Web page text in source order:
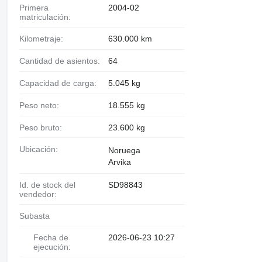
Primera
matriculación:
2004-02
Kilometraje: 630.000 km
Cantidad de asientos: 64
Capacidad de carga: 5.045 kg
Peso neto: 18.555 kg
Peso bruto: 23.600 kg
Ubicación:
Noruega
Arvika
Id. de stock del
vendedor:
SD98843
Subasta
Fecha de
ejecución:
2026-06-23 10:27